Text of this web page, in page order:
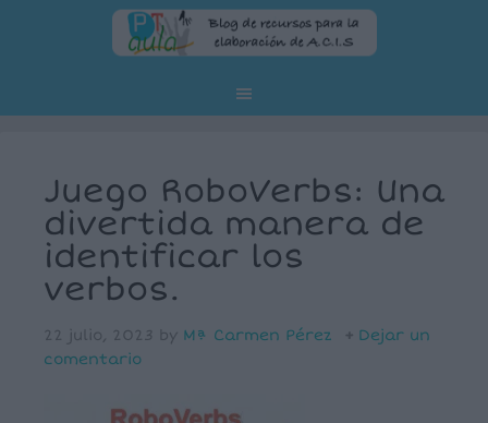
Juego RoboVerbs: Una
divertida manera de
identificar los
verbos.
22 julio, 2023 by Mª Carmen Pérez
Dejar un
comentario